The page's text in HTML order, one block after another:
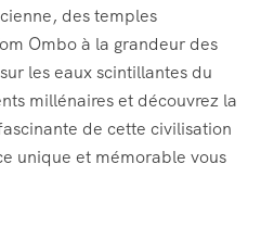
des temples
Ombo à la grandeur des
les eaux scintillantes du
millénaires et découvrez la
de cette civilisation
unique et mémorable vous